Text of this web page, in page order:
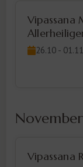
26.10 - 01.11
Vipassana